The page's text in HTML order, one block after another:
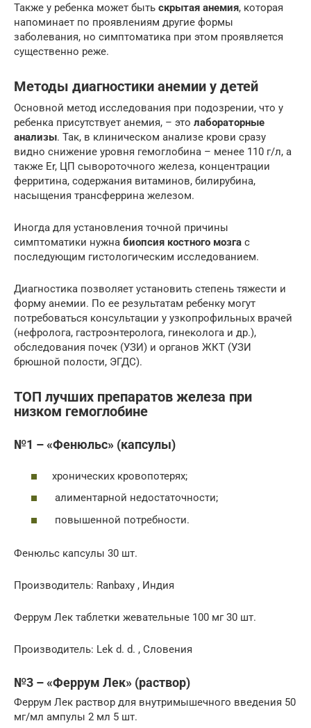
Также у ребенка может быть скрытая анемия, которая
напоминает по проявлениям другие формы
заболевания, но симптоматика при этом проявляется
существенно реже.
Методы диагностики анемии у детей
Основной метод исследования при подозрении, что у
ребенка присутствует анемия, – это лабораторные
анализы. Так, в клиническом анализе крови сразу
видно снижение уровня гемоглобина – менее 110 г/л, а
также Er, ЦП сывороточного железа, концентрации
ферритина, содержания витаминов, билирубина,
насыщения трансферрина железом.
Иногда для установления точной причины
симптоматики нужна биопсия костного мозга с
последующим гистологическим исследованием.
Диагностика позволяет установить степень тяжести и
форму анемии. По ее результатам ребенку могут
потребоваться консультации у узкопрофильных врачей
(нефролога, гастроэнтеролога, гинеколога и др.),
обследования почек (УЗИ) и органов ЖКТ (УЗИ
брюшной полости, ЭГДС).
ТОП лучших препаратов железа при
низком гемоглобине
№1 – «Фенюльс» (капсулы)
хронических кровопотерях;
алиментарной недостаточности;
повышенной потребности.
Фенюльс капсулы 30 шт.
Производитель: Ranbaxy , Индия
Феррум Лек таблетки жевательные 100 мг 30 шт.
Производитель: Lek d. d. , Словения
№3 – «Феррум Лек» (раствор)
Феррум Лек раствор для внутримышечного введения 50
мг/мл ампулы 2 мл 5 шт.